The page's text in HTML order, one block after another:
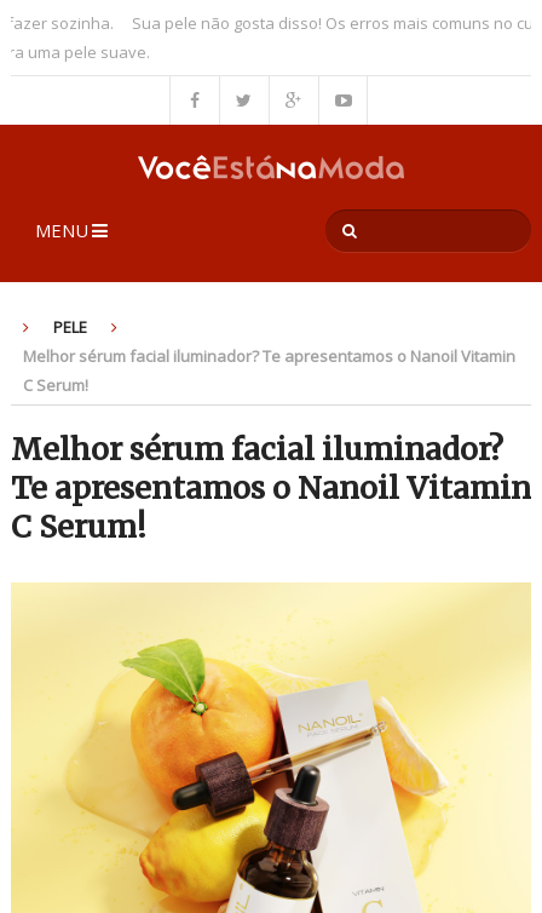
sozinha.
Sua pele não gosta disso! Os erros mais comuns no
pele suave.
MENU
PELE
Melhor sérum facial iluminador? Te apresentamos o Nanoil Vitamin
C Serum!
Melhor sérum facial iluminador?
Te apresentamos o Nanoil Vitamin
C Serum!